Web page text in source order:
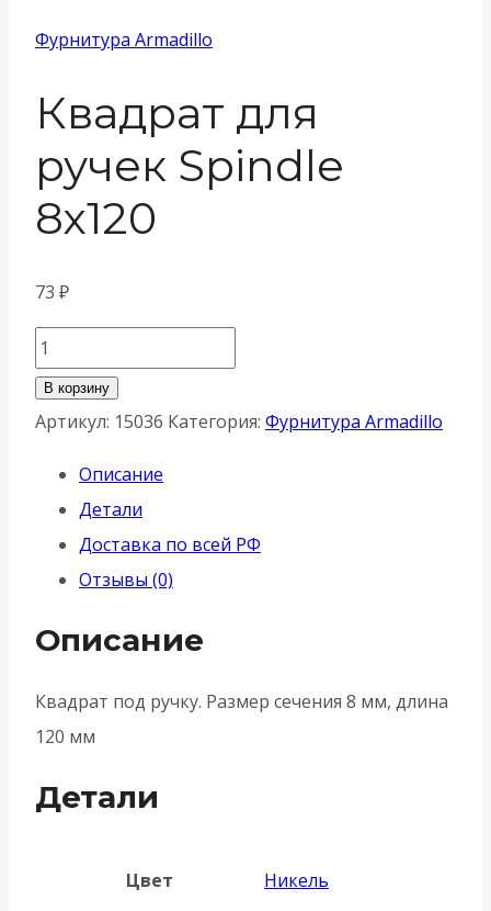
Фурнитура Armadillo
Квадрат для
ручек Spindle
8х120
73 ₽
Количество
товара
Квадрат
ручек
Spindle
8х120
В корзину
Артикул: 15036 Категория: Фурнитура Armadillo
Описание
Детали
Доставка по всей РФ
Отзывы (0)
Описание
Квадрат под ручку. Размер сечения 8 мм, длина
120 мм
Детали
Цвет Никель